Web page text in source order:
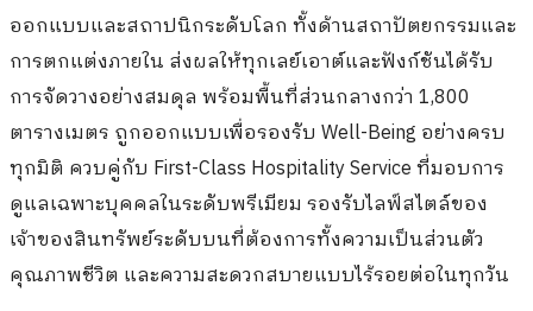
ออกแบบและสถาปนิกระดับโลก ทั้งด้านสถาปัตยกรรมและ
การตกแต่งภายใน ส่งผลให้ทุกเลย์เอาต์และฟังก์ชันได้รับ
การจัดวางอย่างสมดุล พร้อมพื้นที่ส่วนกลางกว่า 1,800
ตารางเมตร ถูกออกแบบเพื่อรองรับ Well-Being อย่างครบ
ทุกมิติ ควบคู่กับ First-Class Hospitality Service ที่มอบการ
ดูแลเฉพาะบุคคลในระดับพรีเมียม รองรับไลฟ์สไตล์ของ
เจ้าของสินทรัพย์ระดับบนที่ต้องการทั้งความเป็นส่วนตัว
คุณภาพชีวิต และความสะดวกสบายแบบไร้รอยต่อในทุกวัน